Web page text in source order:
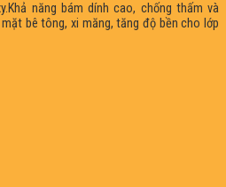
năng bám dính cao, chống thấm và
bê tông, xi măng, tăng độ bền cho lớp